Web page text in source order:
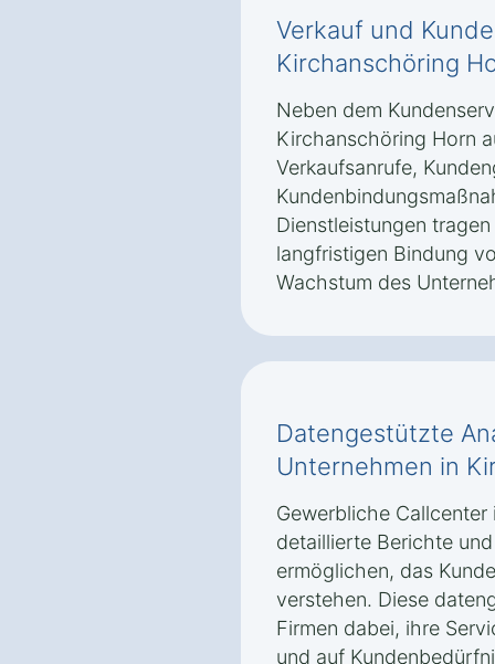
Verkauf und
Kirchanschöring
Neben dem
Kirchanschöring Horn
Verkaufsanrufe,
Dienstleistungen
langfristigen Bindung
Wachstum des
Datengestützte
Unternehmen in
Gewerbliche
detaillierte Berichte
ermöglichen, das
verstehen. Diese
Firmen dabei, ihre
und auf